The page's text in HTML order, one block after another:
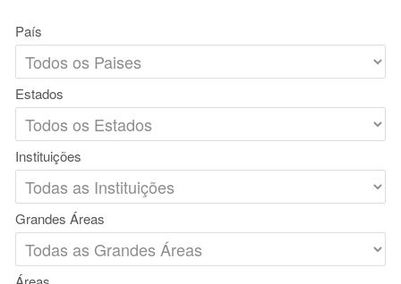
País
Estados
Instituições
Grandes Áreas